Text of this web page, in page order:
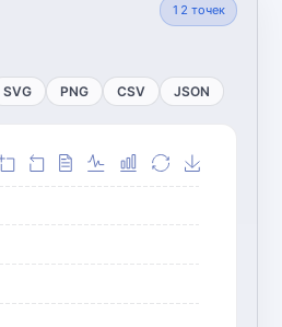
12 точек
SVG PNG CSV JSON